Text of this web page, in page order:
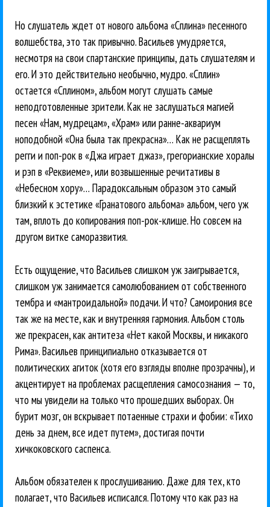
Но слушатель ждет от нового альбома «Сплина» песенного
волшебства, это так привычно. Васильев умудряется,
несмотря на свои спартанские принципы, дать слушателям и
его. И это действительно необычно, мудро. «Сплин»
остается «Сплином», альбом могут слушать самые
неподготовленные зрители. Как не заслушаться магией
песен «Нам, мудрецам», «Храм» или ранне-аквариум
ноподобной «Она была так прекрасна»… Как не расщеплять
регги и поп-рок в «Джа играет джаз», грегорианские хоралы
и рэп в «Реквиеме», или возвышенные речитативы в
«Небесном хору»… Парадоксальным образом это самый
близкий к эстетике «Гранатового альбома» альбом, чего уж
там, вплоть до копирования поп-рок-клише. Но совсем на
другом витке саморазвития.
Есть ощущение, что Васильев слишком уж заигрывается,
слишком уж занимается самолюбованием от собственного
тембра и «мантроидальной» подачи. И что? Самоирония все
так же на месте, как и внутренняя гармония. Альбом столь
же прекрасен, как антитеза «Нет какой Москвы, и никакого
Рима». Васильев принципиально отказывается от
политических агиток (хотя его взгляды вполне прозрачны), и
акцентирует на проблемах расщепления самосознания — то,
что мы увидели на только что прошедших выборах. Он
бурит мозг, он вскрывает потаенные страхи и фобии: «Тихо
день за днем, все идет путем», достигая почти
хичкоковского саспенса.
Альбом обязателен к прослушиванию. Даже для тех, кто
полагает, что Васильев исписался. Потому что как раз на